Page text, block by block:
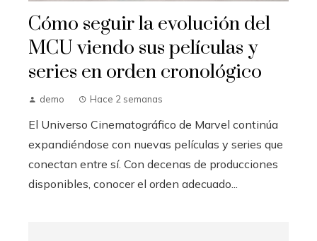
Cómo seguir la evolución del
MCU viendo sus películas y
series en orden cronológico
demo Hace 2 semanas
El Universo Cinematográfico de Marvel continúa
expandiéndose con nuevas películas y series que
conectan entre sí. Con decenas de producciones
disponibles, conocer el orden adecuado...